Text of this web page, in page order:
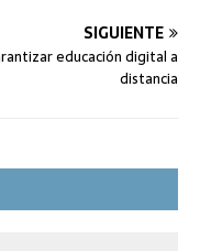
SIGUIENTE
educación digital a
distancia